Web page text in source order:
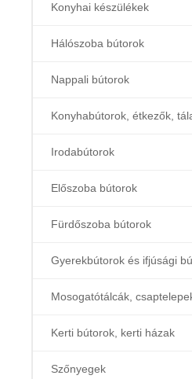
Konyhai készülékek
Hálószoba bútorok
Nappali bútorok
Konyhabútorok, étkezők,
Irodabútorok
Előszoba bútorok
Fürdőszoba bútorok
Gyerekbútorok és ifjúsági
Mosogatótálcák,
Kerti bútorok, kerti házak
Szőnyegek